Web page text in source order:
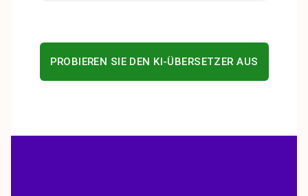
PROBIEREN SIE DEN KI-ÜBERSETZER AUS